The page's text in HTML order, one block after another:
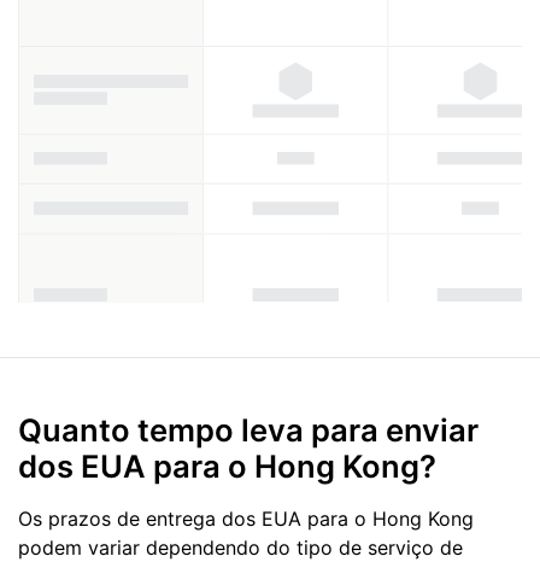
Quanto tempo leva para enviar
dos EUA para o Hong Kong?
Os prazos de entrega dos EUA para o Hong Kong
podem variar dependendo do tipo de serviço de